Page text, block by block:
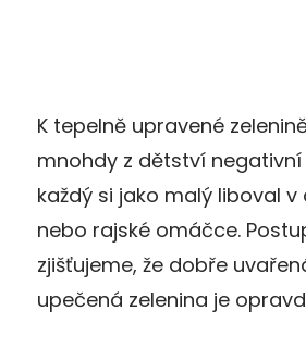
K tepelně upravené
mnohdy z dětství negativní
každý si jako malý liboval v
nebo rajské omáčce.
zjišťujeme, že dobře
upečená zelenina je